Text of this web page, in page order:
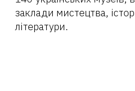
заклади мистецтва,
літератури.